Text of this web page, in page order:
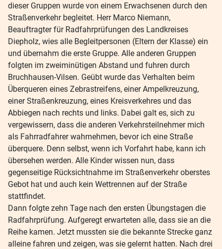
dieser Gruppen wurde von einem Erwachsenen durch den
Straßenverkehr begleitet. Herr Marco Niemann,
Beauftragter für Radfahrprüfungen des Landkreises
Diepholz, wies alle Begleitpersonen (Eltern der Klasse) ein
und übernahm die erste Gruppe. Alle anderen Gruppen
folgten im zweiminütigen Abstand und fuhren durch
Bruchhausen-Vilsen. Geübt wurde das Verhalten beim
Überqueren eines Zebrastreifens, einer Ampelkreuzung,
einer Straßenkreuzung, eines Kreisverkehres und das
Abbiegen nach rechts und links. Dabei galt es, sich zu
vergewissern, dass die anderen Verkehrsteilnehmer mich
als Fahrradfahrer wahrnehmen, bevor ich eine Straße
überquere. Denn selbst, wenn ich Vorfahrt habe, kann ich
übersehen werden. Alle Kinder wissen nun, dass
gegenseitige Rücksichtnahme im Straßenverkehr oberstes
Gebot hat und auch kein Wettrennen auf der Straße
stattfindet.
Dann folgte zehn Tage nach den ersten Übungstagen die
Radfahrprüfung. Aufgeregt erwarteten alle, dass sie an die
Reihe kamen. Jetzt mussten sie die bekannte Strecke ganz
alleine fahren und zeigen, was sie gelernt hatten. Nach drei